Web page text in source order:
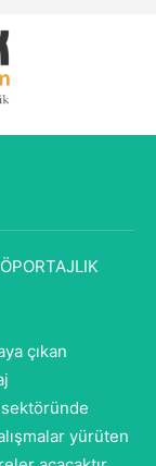
çıkan
yürüten